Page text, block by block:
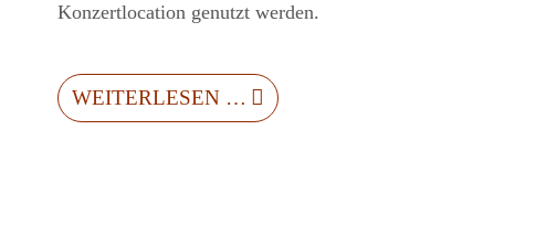
Konzertlocation genutzt werden.
WEITERLESEN …